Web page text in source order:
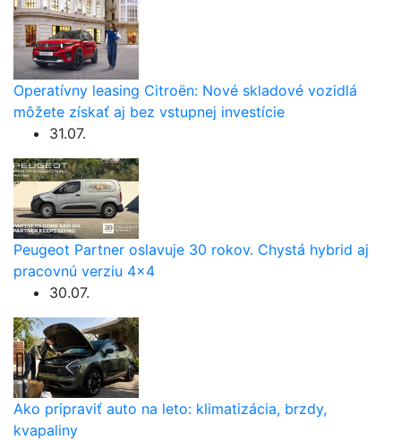
Operatívny leasing Citroën: Nové skladové vozidlá
môžete získať aj bez vstupnej investície
31.07.
Peugeot Partner oslavuje 30 rokov. Chystá hybrid aj
pracovnú verziu 4×4
30.07.
Ako pripraviť auto na leto: klimatizácia, brzdy,
kvapaliny